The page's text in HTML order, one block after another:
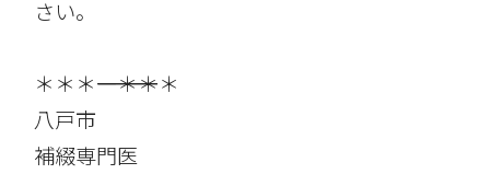
さい。
＊＊＊――――――――――――――――＊＊＊
八戸市
補綴専門医